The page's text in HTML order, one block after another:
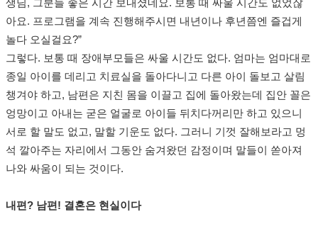
생님, 그분들 좋은 시간 보내셨네요. 보통 때 싸울 시간도 없었잖
아요. 프로그램을 계속 진행해주시면 내년이나 후년쯤엔 즐겁게
놀다 오실걸요?”
그렇다. 보통 때 장애부모들은 싸울 시간도 없다. 엄마는 엄마대로
종일 아이를 데리고 치료실을 돌아다니고 다른 아이 돌보고 살림
챙겨야 하고, 남편은 지친 몸을 이끌고 집에 돌아왔는데 집안 꼴은
엉망이고 아내는 굳은 얼굴로 아이들 뒤치다꺼리만 하고 있으니
서로 할 말도 없고, 말할 기운도 없다. 그러니 기껏 잘해보라고 멍
석 깔아주는 자리에서 그동안 숨겨왔던 감정이며 말들이 쏟아져
나와 싸움이 되는 것이다.
내편? 남편! 결혼은 현실이다